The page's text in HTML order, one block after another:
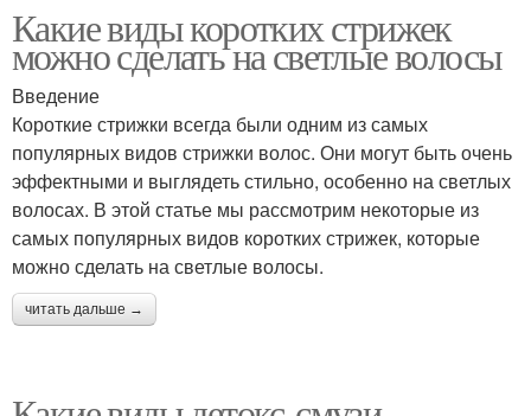
Какие виды коротких стрижек
можно сделать на светлые волосы
Введение
Короткие стрижки всегда были одним из самых
популярных видов стрижки волос. Они могут быть очень
эффектными и выглядеть стильно, особенно на светлых
волосах. В этой статье мы рассмотрим некоторые из
самых популярных видов коротких стрижек, которые
можно сделать на светлые волосы.
читать дальше →